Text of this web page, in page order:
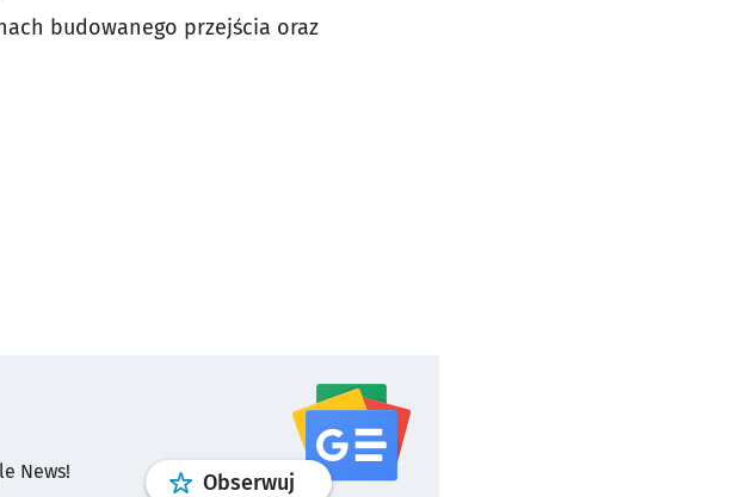
budowanego przejścia oraz
News!
Obserwuj profilgoogle news